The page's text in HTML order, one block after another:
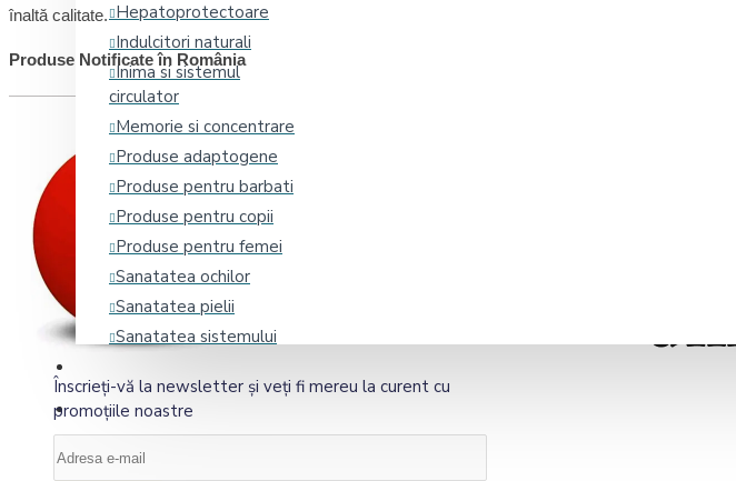
Hepatoprotectoare
Indulcitori naturali
Inima si sistemul
circulator
Memorie si concentrare
Produse adaptogene
Produse pentru barbati
Produse pentru copii
Produse pentru femei
Sanatatea ochilor
Sanatatea pielii
Sanatatea sistemului
Somn, Stres si
Anxietate
Distribuție NOW Foods
Blog
înaltă calitate.
Produse Notificate în România
Înscrieţi-vă la newsletter şi veţi fi mereu la curent cu
promoţiile noastre